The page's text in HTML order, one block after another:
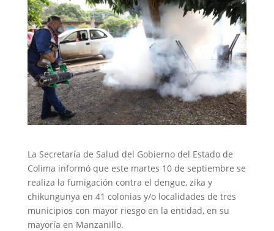
La Secretaría de Salud del Gobierno del Estado de
Colima informó que este martes 10 de septiembre se
realiza la fumigación contra el dengue, zika y
chikungunya en 41 colonias y/o localidades de tres
municipios con mayor riesgo en la entidad, en su
mayoría en Manzanillo.